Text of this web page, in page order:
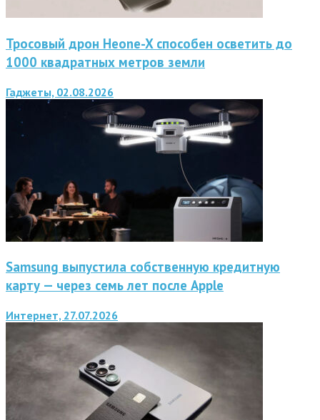
Тросовый дрон Heone-X способен осветить до
1000 квадратных метров земли
Гаджеты, 02.08.2026
Samsung выпустила собственную кредитную
карту — через семь лет после Apple
Интернет, 27.07.2026